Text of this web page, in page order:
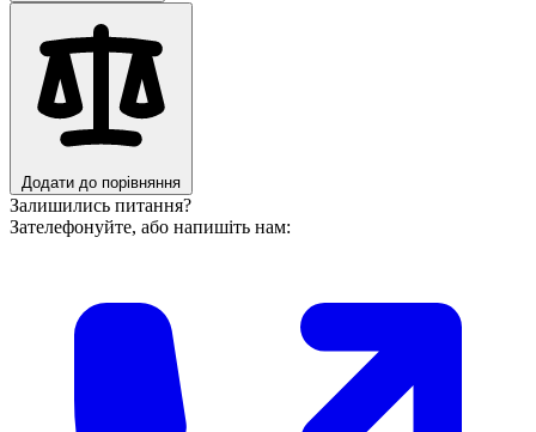
Додати до порівняння
Залишились питання?
Зателефонуйте, або напишіть нам: